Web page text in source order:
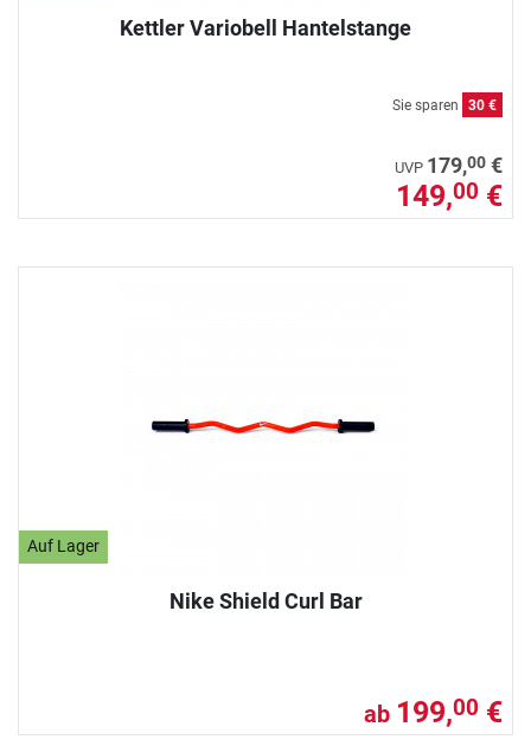
Kettler Variobell Hantelstange
Sie sparen 30 €
UVP 179,00 €
149,00 €
Auf Lager
Nike Shield Curl Bar
ab 199,00 €